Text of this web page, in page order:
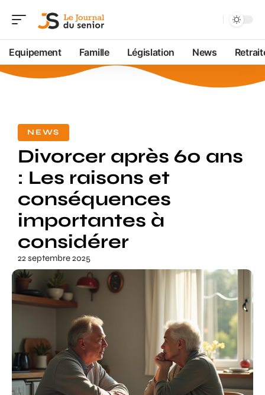
Equipement Famille Législation News
NEWS
Divorcer après 60 ans
: Les raisons et
conséquences
importantes à
considérer
22 septembre 2025